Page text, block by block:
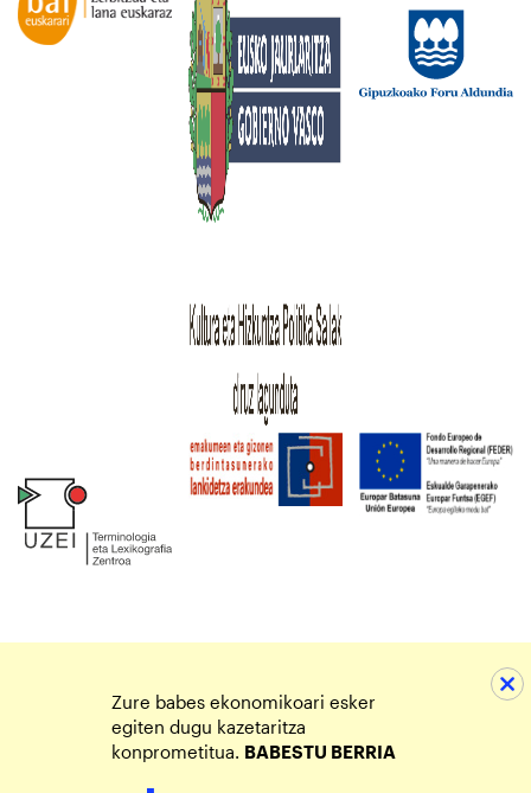
Zure babes ekonomikoari esker
egiten dugu kazetaritza
konprometitua. BABESTU BERRIA